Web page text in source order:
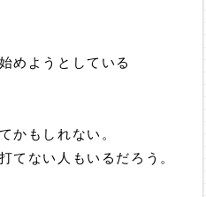
めようとしている
かもしれない。
てない人もいるだろう。